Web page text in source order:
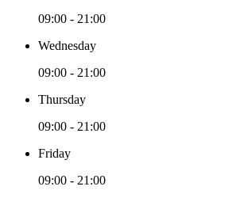
09:00 - 21:00
Wednesday
09:00 - 21:00
Thursday
09:00 - 21:00
Friday
09:00 - 21:00